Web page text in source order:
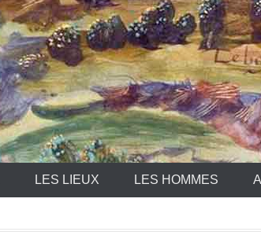
LES LIEUX LES HOMMES